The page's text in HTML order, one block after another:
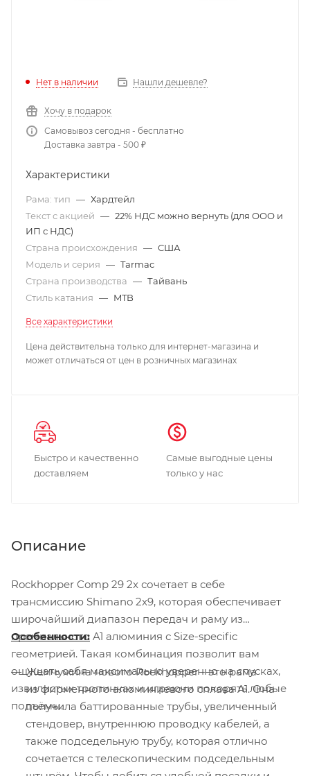
Нет в наличии Нашли дешевле?
Хочу в подарок
Самовывоз сегодня - бесплатно
Доставка завтра - 500 ₽
Характеристики
Рама: тип — Хардтейл
Текст с акцией — 22% НДС можно вернуть (для ООО и
ИП с НДС)
Страна происхождения — США
Модель и серия — Tarmac
Страна производства — Тайвань
Стиль катания — MTB
Все характеристики
Цена действительна только для интернет-магазина и
может отличаться от цен в розничных магазинах
Быстро и качественно
доставляем
Самые выгодные цены
только у нас
Описание
Rockhopper Comp 29 2x сочетает в себе
трансмиссию Shimano 2x9, которая обеспечивает
широчайший диапазон передач и раму из
премиального A1 алюминия с Size-specific
геометрией. Такая комбинация позволит вам
ощущать себя максимально уверенно на спусках,
извилистых тропинках и играючи покорять любые
подъёмы.
Особенности:
Жемчужина нового Rockhopper - это рама
из фирменного алюминиевого сплава A1. Она
получила баттированные трубы, увеличенный
стендовер, внутреннюю проводку кабелей, а
также подседельную трубу, которая отлично
сочетается с телескопическим подседельным